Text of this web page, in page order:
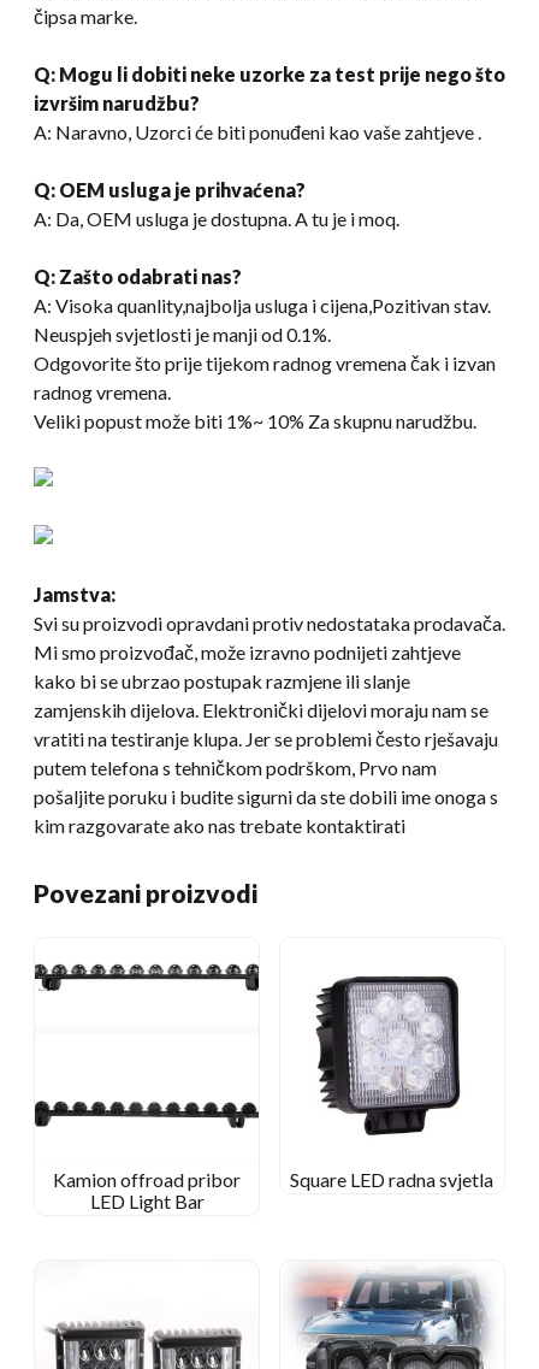
čipsa marke.
Q: Mogu li dobiti neke uzorke za test prije nego što
izvršim narudžbu?
A: Naravno, Uzorci će biti ponuđeni kao vaše zahtjeve .
Q: OEM usluga je prihvaćena?
A: Da, OEM usluga je dostupna. A tu je i moq.
Q: Zašto odabrati nas?
A: Visoka quanlity,najbolja usluga i cijena,Pozitivan stav.
Neuspjeh svjetlosti je manji od 0.1%.
Odgovorite što prije tijekom radnog vremena čak i izvan
radnog vremena.
Veliki popust može biti 1%~ 10% Za skupnu narudžbu.
Jamstva:
Svi su proizvodi opravdani protiv nedostataka prodavača.
Mi smo proizvođač, može izravno podnijeti zahtjeve
kako bi se ubrzao postupak razmjene ili slanje
zamjenskih dijelova. Elektronički dijelovi moraju nam se
vratiti na testiranje klupa. Jer se problemi često rješavaju
putem telefona s tehničkom podrškom, Prvo nam
pošaljite poruku i budite sigurni da ste dobili ime onoga s
kim razgovarate ako nas trebate kontaktirati
Povezani proizvodi
Kamion offroad pribor
LED Light Bar
Square LED radna svjetla